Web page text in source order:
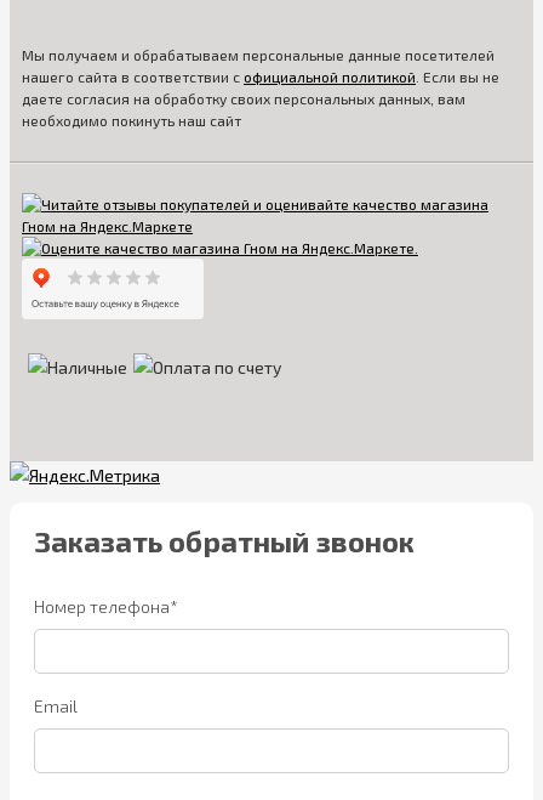
Мы получаем и обрабатываем персональные данные посетителей
нашего сайта в соответствии с официальной политикой . Если вы не
даете согласия на обработку своих персональных данных, вам
необходимо покинуть наш сайт
Заказать обратный звонок
Номер телефона*
Email